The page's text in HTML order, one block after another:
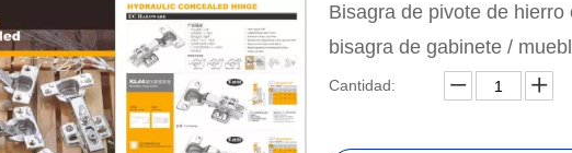
Bisagra de pivote de
bisagra de gabinete /
Cantidad: